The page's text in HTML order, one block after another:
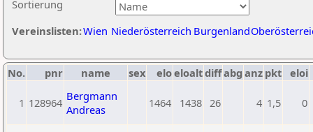
Sortierung
Vereinslisten:Wien Niederösterreich Burgenland
No. pnr name sex eloeloaltdiffabg anz pkt eloi
1 128964 Bergmann
Andreas
1464 1438 26 4 1,5 0